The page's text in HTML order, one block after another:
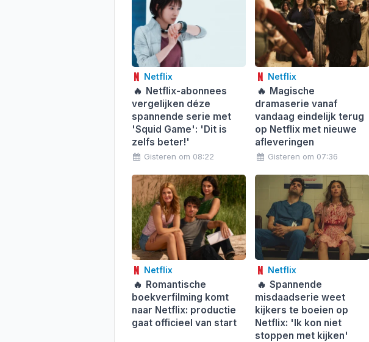
Netflix
🔥 Netflix-abonnees
vergelijken déze
spannende serie met
'Squid Game': 'Dit is
zelfs beter!'
Gisteren om 08:22
Netflix
🔥 Magische
dramaserie vanaf
vandaag eindelijk terug
op Netflix met nieuwe
afleveringen
Gisteren om 07:36
Netflix
🔥 Romantische
boekverfilming komt
naar Netflix: productie
gaat officieel van start
Netflix
🔥 Spannende
misdaadserie weet
kijkers te boeien op
Netflix: 'Ik kon niet
stoppen met kijken'